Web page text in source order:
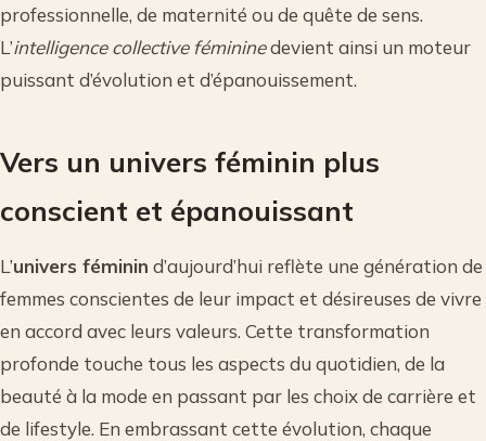
professionnelle, de maternité ou de quête de sens.
L’intelligence collective fémininedevient ainsi un moteur
puissant d’évolution et d’épanouissement.
Vers un univers féminin plus
conscient et épanouissant
L’univers féminin d’aujourd’hui reflète une génération de
femmes conscientes de leur impact et désireuses de vivre
en accord avec leurs valeurs. Cette transformation
profonde touche tous les aspects du quotidien, de la
beauté à la mode en passant par les choix de carrière et
de lifestyle. En embrassant cette évolution, chaque